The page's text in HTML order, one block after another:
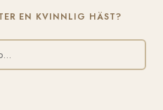
EN KVINNLIG HÄST?